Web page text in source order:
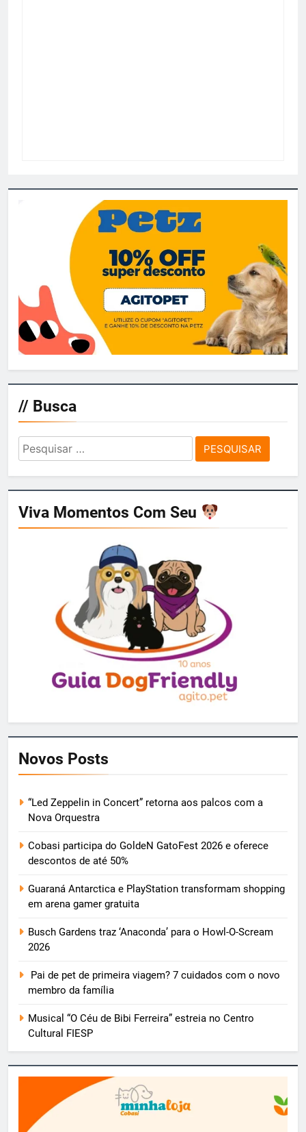
// Busca
Pesquisar
por:
Viva Momentos Com Seu
Novos Posts
“Led Zeppelin in Concert” retorna aos palcos com a
Nova Orquestra
Cobasi participa do GoldeN GatoFest 2026 e oferece
descontos de até 50%
Guaraná Antarctica e PlayStation transformam shopping
em arena gamer gratuita
Busch Gardens traz ‘Anaconda’ para o Howl-O-Scream
2026
Pai de pet de primeira viagem? 7 cuidados com o novo
membro da família
Musical “O Céu de Bibi Ferreira” estreia no Centro
Cultural FIESP